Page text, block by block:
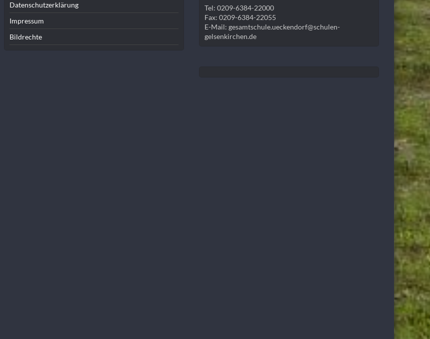
Datenschutzerklärung
Impressum
Bildrechte
Tel: 0209-6384-22000
Fax: 0209-6384-22055
E-Mail: gesamtschule.ueckendorf@schulen-
gelsenkirchen.de